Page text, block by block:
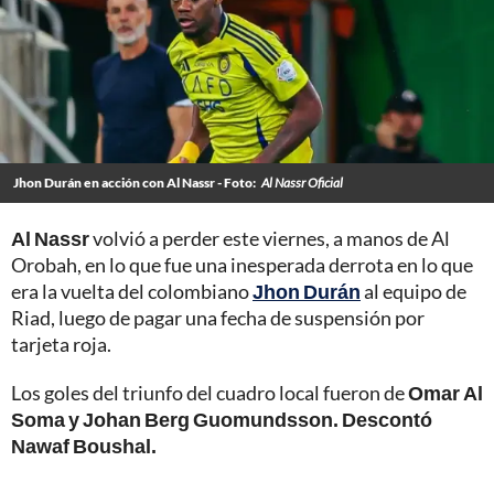
Jhon Durán en acción con Al Nassr - Foto: Al Nassr Oficial
Al Nassrvolvió a perder este viernes, a manos de Al
Orobah, en lo que fue una inesperada derrota en lo que
era la vuelta del colombianoJhon Duránal equipo de
Riad, luego de pagar una fecha de suspensión por
tarjeta roja.
Los goles del triunfo del cuadro local fueron deOmar Al
Soma y Johan Berg Guomundsson. Descontó
Nawaf Boushal.